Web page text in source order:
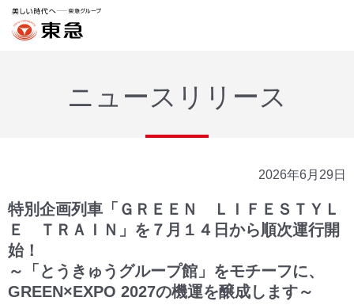
ニュースリリース
2026年6月29日
特別企画列車「ＧＲＥＥＮ ＬＩＦＥＳＴＹＬ
Ｅ ＴＲＡＩＮ」を７月１４日から順次運行開
始！
～「とうきゅうグループ館」をモチーフに、
GREEN×EXPO 2027の機運を醸成します～